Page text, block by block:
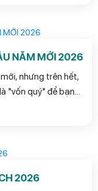
NĂM MỚI 2026
nhưng trên hết,
"vốn quý" để bạn
hành cùng Quý
diễn ra trong suốt
2026